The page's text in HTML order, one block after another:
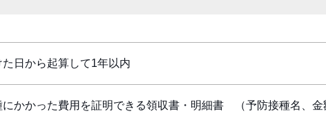
日から起算して1年以内
にかかった費用を証明できる領収書・明細書 （予防接種名、金